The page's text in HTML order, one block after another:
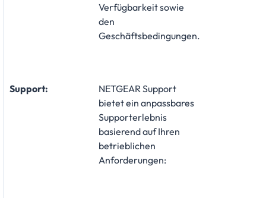
Verfügbarkeit sowie
den
Geschäftsbedingungen.
Support:
NETGEAR Support
bietet ein anpassbares
Supporterlebnis
basierend auf Ihren
betrieblichen
Anforderungen: